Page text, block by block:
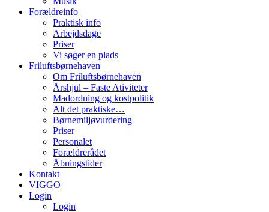
Forældreinfo
Praktisk info
Arbejdsdage
Priser
Vi søger en plads
Friluftsbørnehaven
Om Friluftsbørnehaven
Årshjul – Faste Ativiteter
Madordning og kostpolitik
Alt det praktiske…
Børnemiljøvurdering
Priser
Personalet
Forældrerådet
Åbningstider
Kontakt
VIGGO
Login
Login